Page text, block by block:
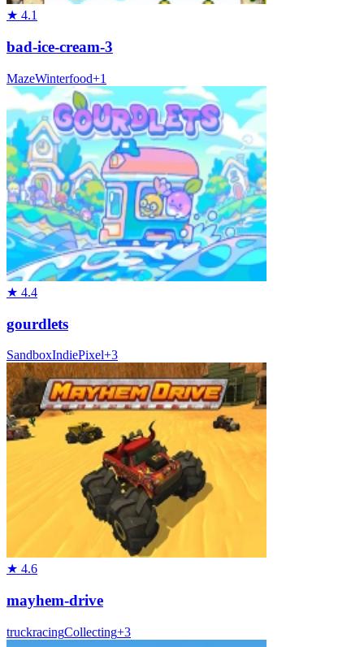
★ 4.1
bad-ice-cream-3
MazeWinterfood+1
★ 4.4
gourdlets
SandboxIndiePixel+3
★ 4.6
mayhem-drive
truckracingCollecting+3